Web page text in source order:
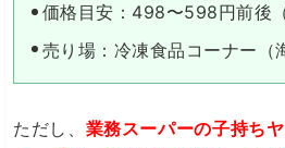
価格目安：498〜598円前後（
売り場：冷凍食品コーナー（
ただし、 業務スーパーの子持ち